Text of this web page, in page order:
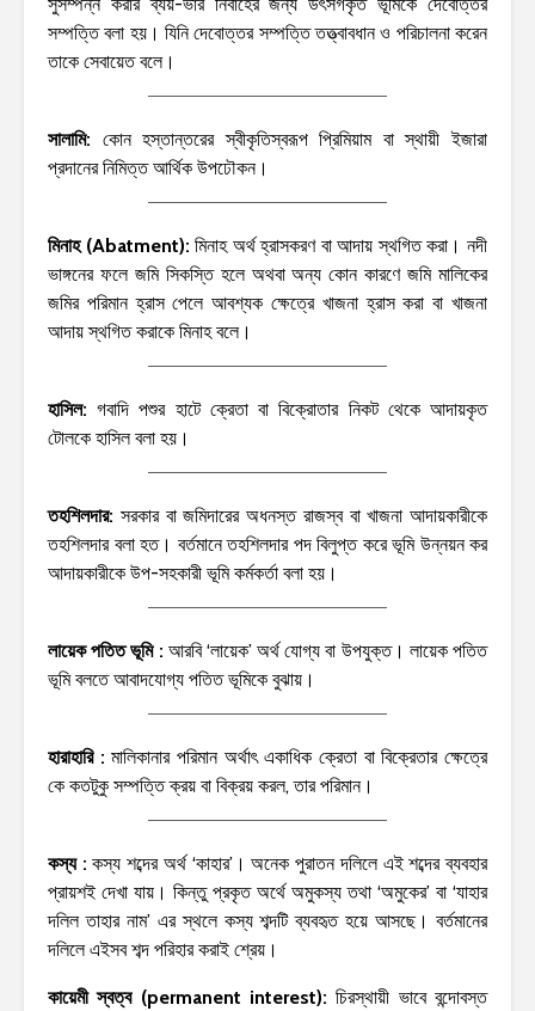
সম্পত্তি বলা হয়। যিনি দেবোত্তর সম্পত্তি তত্ত্বাবধান ও পরিচালনা করেন
তাকে সেবায়েত বলে।
সালামি: কোন হস্তান্তরের স্বীকৃতিস্বরূপ প্রিমিয়াম বা স্থায়ী ইজারা
প্রদানের নিমিত্ত আর্থিক উপঢৌকন।
মিনাহ (Abatment):মিনাহ অর্থ হ্রাসকরণ বা আদায় স্থগিত করা। নদী
ভাঙ্গনের ফলে জমি সিকস্তি হলে অথবা অন্য কোন কারণে জমি মালিকের
জমির পরিমান হ্রাস পেলে আবশ্যক ক্ষেত্রে খাজনা হ্রাস করা বা খাজনা
আদায় স্থগিত করাকে মিনাহ বলে।
হাসিল: গবাদি পশুর হাটে ক্রেতা বা বিক্রোতার নিকট থেকে আদায়কৃত
টোলকে হাসিল বলা হয়।
তহশিলদার: সরকার বা জমিদারের অধনস্ত রাজস্ব বা খাজনা আদায়কারীকে
তহশিলদার বলা হত। বর্তমানে তহশিলদার পদ বিলুপ্ত করে ভূমি উন্নয়ন কর
আদায়কারীকে উপ-সহকারী ভূমি কর্মকর্তা বলা হয়।
লায়েক পতিত ভূমি : আরবি ‘লায়েক’ অর্থ যোগ্য বা উপযুক্ত। লায়েক পতিত
ভূমি বলতে আবাদযোগ্য পতিত ভূমিকে বুঝায়।
হারাহারি :মালিকানার পরিমান অর্থাৎ একাধিক ক্রেতা বা বিক্রেতার ক্ষেত্রে
কে কতটুকু সম্পত্তি ক্রয় বা বিক্রয় করল, তার পরিমান।
কস্য :কস্য শব্দের অর্থ ‘কাহার’। অনেক পুরাতন দলিলে এই শব্দের ব্যবহার
প্রায়শই দেখা যায়। কিন্তু প্রকৃত অর্থে অমুকস্য তথা ‘অমুকের’ বা ‘যাহার
দলিল তাহার নাম’ এর স্থলে কস্য শব্দটি ব্যবহৃত হয়ে আসছে। বর্তমানের
দলিলে এইসব শব্দ পরিহার করাই শ্রেয়।
কায়েমী স্বত্ব (permanent interest):চিরস্থায়ী ভাবে বন্দোবস্ত